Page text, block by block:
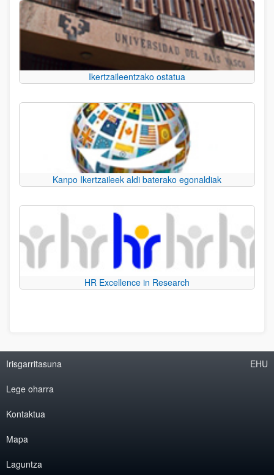
Ikertzaileentzako ostatua
Kanpo Ikertzaileek aldi baterako egonaldiak
HR Excellence in Research
Irisgarritasuna
Lege oharra
Kontaktua
Mapa
Laguntza
EHU